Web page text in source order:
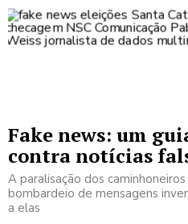
Fake news: um
contra notícias
A paralisação dos
bombardeio de mensagens
a elas